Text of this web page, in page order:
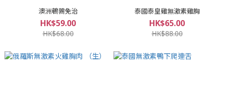
澳洲鵪鶉免治
HK$59.00
HK$68.00
泰國泰皇雞無激素雞胸
HK$65.00
HK$88.00